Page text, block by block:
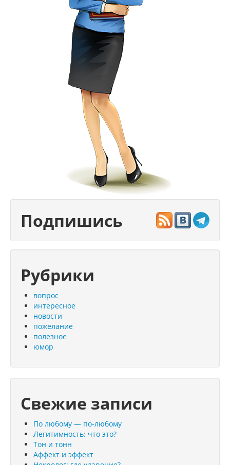
Подпишись
Рубрики
вопрос
интересное
новости
пожелание
полезное
юмор
Свежие записи
По любому — по-любому
Легитимность: что это?
Тон и тонн
Аффект и эффект